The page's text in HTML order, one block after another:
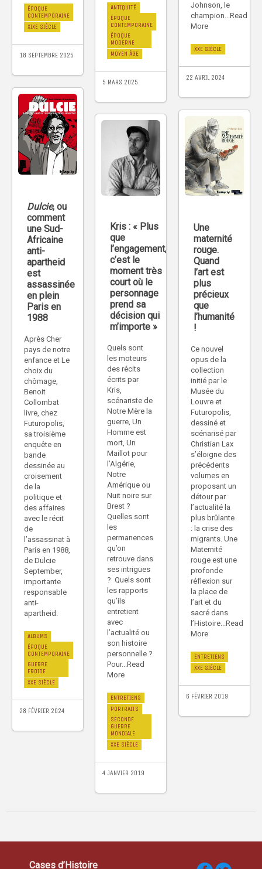
ÉPOQUE
CONTEMPORAINE
XIXE SIÈCLE
18 SEPTEMBRE 2025
ANTIQUITÉ
ÉPOQUE
CONTEMPORAINE
ÉPOQUE
MODERNE
MOYEN ÂGE
5 MARS 2025
Johnson, le
champion...Read
More
XXE SIÈCLE
22 AVRIL 2024
Dulcie, ou
comment
une Sud-
Africaine
anti-
apartheid
est
assassinée
en plein
Paris en
1988
Après Cher
pays de notre
enfance et Le
choix du
chômage,
Benoit
Collombat
livre, chez
Futuropolis,
sa troisième
enquête en
bande
dessinée au
croisement
de la
politique et
des affaires
avec le récit
de
l’assassinat à
Paris en 1988,
de Dulcie
September,
importante
responsable
anti-
apartheid.
ALBUMS
ÉPOQUE
CONTEMPORAINE
GUERRE
FROIDE
XXE SIÈCLE
28 FÉVRIER 2024
Une
maternité
rouge.
Quand
l’art est
plus
précieux
que
l’humanité
!
Ce nouvel
opus de la
collection
initié par le
Musée du
Louvre et
Futuropolis,
dessiné et
scénarisé par
Christian Lax
s’éloigne des
précédents
volumes en
proposant un
détour par
l’actualité la
plus brûlante
: la crise des
migrants. Une
Maternité
rouge est une
profonde
réflexion sur
la place de
l’art et du
sacré dans
l’Histoire...Read
More
ENTRETIENS
XXE SIÈCLE
6 FÉVRIER 2019
Kris : « Plus
que
l’engagement,
c’est le
moment très
court où le
personnage
prend sa
décision qui
m’importe »
Quels sont
les moteurs
des récits
écrits par
Kris,
scénariste de
Notre Mère la
guerre, Un
Homme est
mort, Un
Maillot pour
l’Algérie,
Notre
Amérique ou
Nuit noire sur
Brest ?
Quelles sont
les
permanences
qu’on
retrouve dans
ses intrigues
? Quels sont
les rapports
qu’ils
entretient
avec
l’actualité ou
son histoire
personnelle ?
Pour...Read
More
ENTRETIENS
PORTRAITS
SECONDE
GUERRE
MONDIALE
XXE SIÈCLE
4 JANVIER 2019
Cases d’Histoire